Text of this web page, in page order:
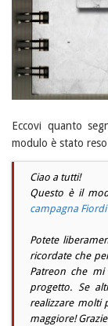
Eccovi quanto
modulo è stato
Ciao a tutti!
Questo è il
campagna
Potete
ricordate che
Patreon che mi
progetto. Se
realizzare molti
maggiore!